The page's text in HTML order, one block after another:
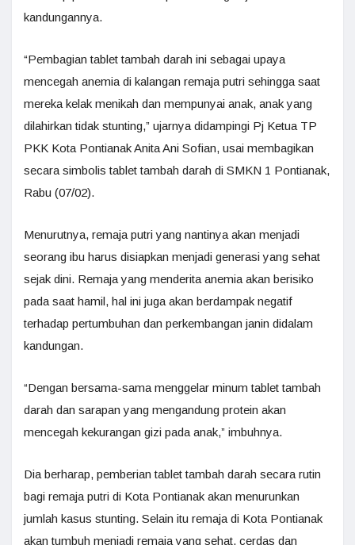
kandungannya.
“Pembagian tablet tambah darah ini sebagai upaya
mencegah anemia di kalangan remaja putri sehingga saat
mereka kelak menikah dan mempunyai anak, anak yang
dilahirkan tidak stunting,” ujarnya didampingi Pj Ketua TP
PKK Kota Pontianak Anita Ani Sofian, usai membagikan
secara simbolis tablet tambah darah di SMKN 1 Pontianak,
Rabu (07/02).
Menurutnya, remaja putri yang nantinya akan menjadi
seorang ibu harus disiapkan menjadi generasi yang sehat
sejak dini. Remaja yang menderita anemia akan berisiko
pada saat hamil, hal ini juga akan berdampak negatif
terhadap pertumbuhan dan perkembangan janin didalam
kandungan.
“Dengan bersama-sama menggelar minum tablet tambah
darah dan sarapan yang mengandung protein akan
mencegah kekurangan gizi pada anak,” imbuhnya.
Dia berharap, pemberian tablet tambah darah secara rutin
bagi remaja putri di Kota Pontianak akan menurunkan
jumlah kasus stunting. Selain itu remaja di Kota Pontianak
akan tumbuh menjadi remaja yang sehat, cerdas dan